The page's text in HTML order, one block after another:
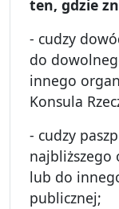
ten, gdzie
- cudzy
do
innego
Konsula
- cudzy
najbliższego
lub do
publicznej;